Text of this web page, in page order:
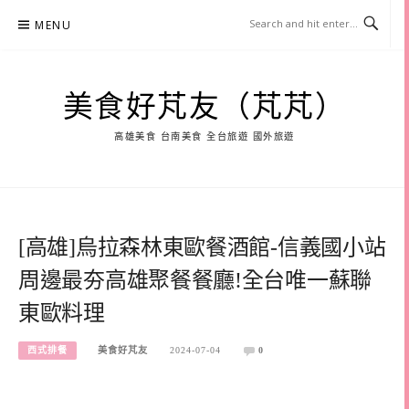
MENU
美食好芃友（芃芃）
高雄美食 台南美食 全台旅遊 國外旅遊
[高雄]烏拉森林東歐餐酒館-信義國小站
周邊最夯高雄聚餐餐廳!全台唯一蘇聯
東歐料理
西式排餐 美食好芃友 2024-07-04 0